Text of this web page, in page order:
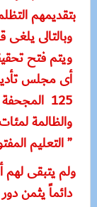
بتقديمهم
وبالتالى يلغى
ويتم فتح
أى مجلس
125 المجحفة
والظالمة
” التعليم
ولم يتبقى لهم
دائماً يثمن